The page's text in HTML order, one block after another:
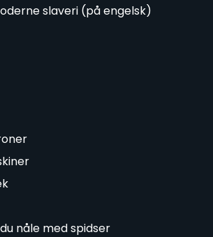
slaveri (på engelsk)
nåle med spidser